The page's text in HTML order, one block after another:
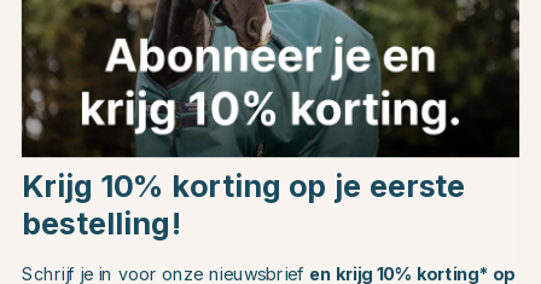
Bruin Oranje Bruin
Productinformatie
Choose country
EU
Krijg 10% korting op je eerste
bestelling!
Schrijf je in voor onze nieuwsbrief en krijg 10% korting* op